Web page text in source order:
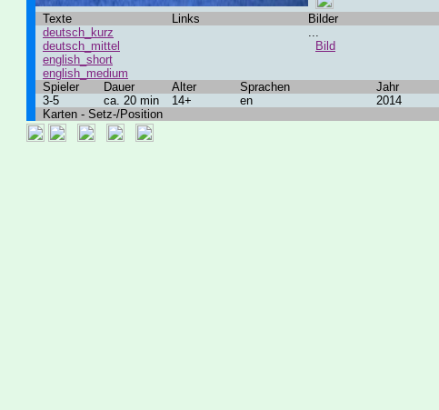
Texte Links
Bilder
deutsch_kurz
deutsch_mittel
english_short
english_medium
...
Bild
Spieler Dauer Alter Sprachen
Jahr
3-5
ca. 20 min 14+ en
2014
Karten - Setz-/Position